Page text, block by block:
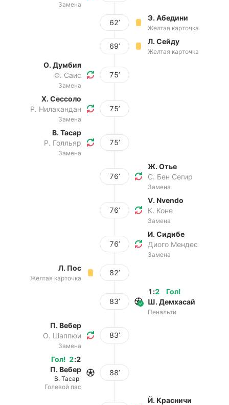
Замена
62’
Э. Абедини
Желтая карточка
69’
Л. Сейду
Желтая карточка
О. Думбия
Ф. Саис
Замена
75’
Х. Сессоло
Р. Нилакандан
Замена
75’
В. Тасар
Р. Голльяр
Замена
75’
76’
Ж. Отье
С. Бен Сегир
Замена
76’
V. Nvendo
К. Коне
Замена
76’
И. Сидибе
Диого Мендес
Замена
Л. Пос
Желтая карточка
82’
83’
Гол!
1 :2
Ш. Демхасай
Пенальти
П. Вебер
О. Шаппюи
Замена
83’
Гол! 2:2
П. Вебер
В. Тасар
Голевой пас
88’
Й. Красничи